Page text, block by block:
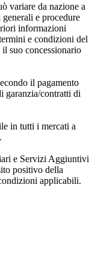
variare da nazione a
e procedure
informazioni
e condizioni del
suo concessionario
il pagamento
garanzia/contratti di
in tutti i mercati a
e Servizi Aggiuntivi
positivo della
applicabili.